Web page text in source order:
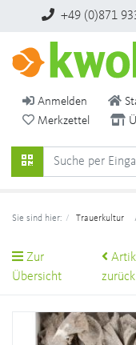
+49 (0)871
Anmelden
Merkzettel
Sie sind hier: Trauerkultur
Zur
Übersicht
zurück